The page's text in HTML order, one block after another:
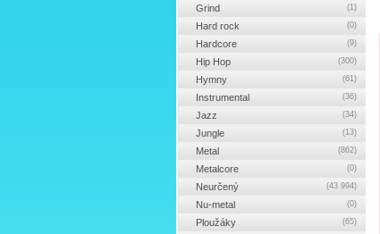
Grind (1)
Hard rock (0)
Hardcore (9)
Hip Hop (300)
Hymny (61)
Instrumental (36)
Jazz (34)
Jungle (13)
Metal (862)
Metalcore (0)
Neurčený (43 994)
Nu-metal (0)
Ploužáky (65)